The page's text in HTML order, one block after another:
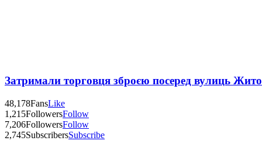
Затримали торговця зброєю посеред вулиць
48,178FansLike
1,215FollowersFollow
7,206FollowersFollow
2,745SubscribersSubscribe